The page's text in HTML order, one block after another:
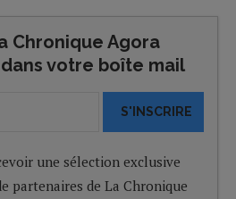
Chronique Agora
votre boîte mail
S'INSCRIRE
une sélection exclusive
partenaires de La Chronique